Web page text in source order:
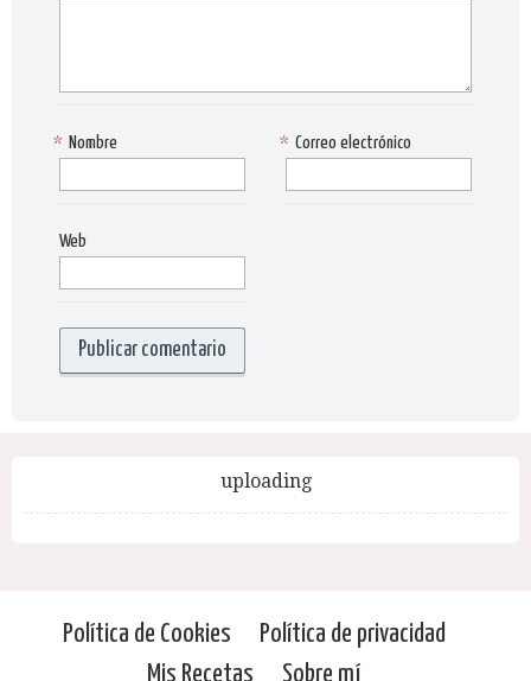
Nombre
* Correo electrónico
*
Web
uploading
Política de Cookies
Política de privacidad
Mis Recetas
Sobre mí